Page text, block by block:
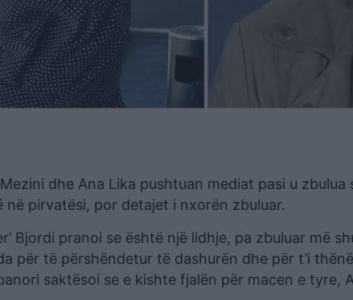
dhe Ana Lika pushtuan mediat pasi u
në pirvatësi, por detajet i nxorën zbuluar.
Bjordi pranoi se është një lidhje, pa zbuluar më
për të përshëndetur të dashurën dhe për t’i
saktësoi se e kishte fjalën për macen e tyre,